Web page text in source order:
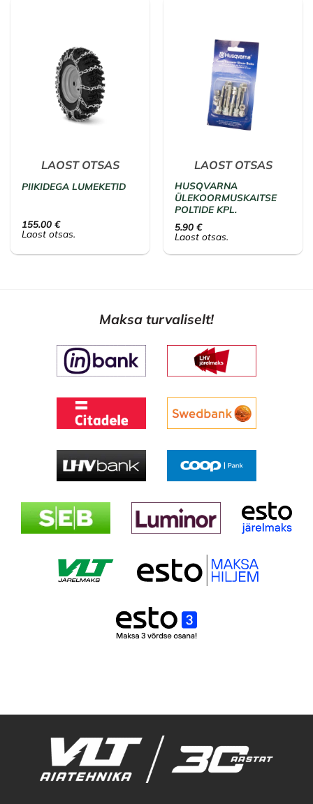
LAOST OTSAS
PIIKIDEGA LUMEKETID
155.00€
Laost otsas.
LAOST OTSAS
HUSQVARNA
ÜLEKOORMUSKAITSE
POLTIDE KPL.
5.90€
Laost otsas.
Maksa turvaliselt!